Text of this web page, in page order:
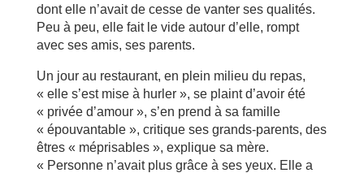
dont elle n’avait de cesse de vanter ses qualités.
Peu à peu, elle fait le vide autour d’elle, rompt
avec ses amis, ses parents.
Un jour au restaurant, en plein milieu du repas,
« elle s’est mise à hurler », se plaint d’avoir été
« privée d’amour », s’en prend à sa famille
« épouvantable », critique ses grands-parents, des
êtres « méprisables », explique sa mère.
« Personne n’avait plus grâce à ses yeux. Elle a